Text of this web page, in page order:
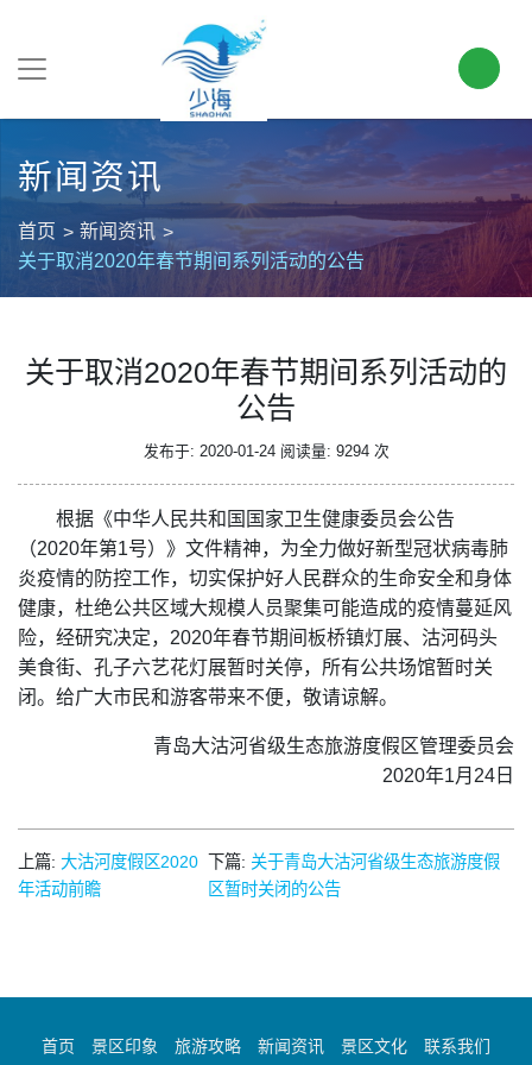
新闻资讯
首页
新闻资讯
关于取消2020年春节期间系列活动的公告
关于取消2020年春节期间系列活动的
公告
发布于: 2020-01-24 阅读量: 9294 次
根据《中华人民共和国国家卫生健康委员会公告
（2020年第1号）》文件精神，为全力做好新型冠状病毒肺
炎疫情的防控工作，切实保护好人民群众的生命安全和身体
健康，杜绝公共区域大规模人员聚集可能造成的疫情蔓延风
险，经研究决定，2020年春节期间板桥镇灯展、沽河码头
美食街、孔子六艺花灯展暂时关停，所有公共场馆暂时关
闭。给广大市民和游客带来不便，敬请谅解。
青岛大沽河省级生态旅游度假区管理委员会
2020年1月24日
上篇: 大沽河度假区2020
年活动前瞻
下篇: 关于青岛大沽河省级生态旅游度假
区暂时关闭的公告
首页 景区印象 旅游攻略 新闻资讯 景区文化 联系我们